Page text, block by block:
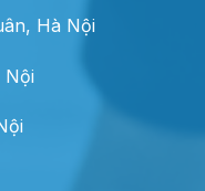
Hà Nội
Nội